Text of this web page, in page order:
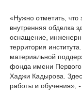
«Нужно отметить, что
внутренняя обделка
оснащение,
территория
материальной
фонда имени Первого
Хаджи Кадырова.
работы и обучения», -